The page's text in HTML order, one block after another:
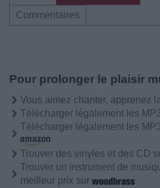
Commentaires
Pour prolonger le plaisir
Vous aimez chanter, apprenez
Télécharger légalement les
Télécharger légalement les
Trouver des vinyles et des CD
Trouver un instrument de
meilleur prix sur